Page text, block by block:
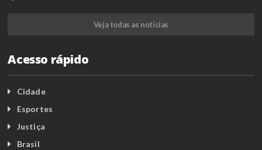
Veja todas as notícias
Acesso rápido
Cidade
Esportes
Justiça
Brasil